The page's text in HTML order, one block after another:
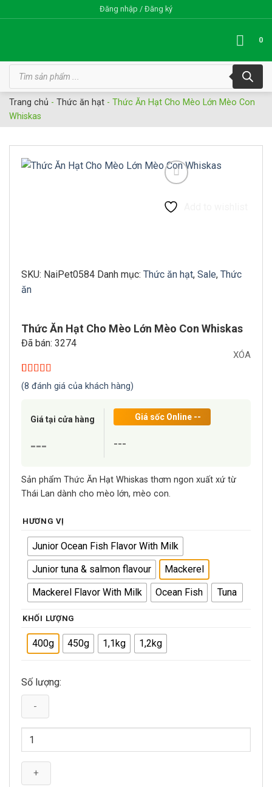
qua
Đăng nhập / Đăng ký
0
Tìm
kiếm
phẩm
Trang chủ - Thức ăn hạt - Thức Ăn Hạt Cho Mèo Lớn Mèo Con
Whiskas
SKU: NaiPet0584 Danh mục: Thức ăn hạt, Sale, Thức
ăn
Thức Ăn Hạt Cho Mèo Lớn Mèo Con Whiskas
Đã bán: 3274
5.00trên 5
dựa trên
8
(8 đánh giá của khách hàng)
Giá tại cửa hàng
---
Giá sốc Online --
---
Sản phẩm Thức Ăn Hạt Whiskas thơm ngon xuất xứ từ
Thái Lan dành cho mèo lớn, mèo con.
HƯƠNG VỊ
Junior Ocean Fish Flavor With Milk
Junior tuna & salmon flavour
Mackerel
Mackerel Flavor With Milk
Ocean Fish Tuna
KHỐI LƯỢNG
400g 450g 1,1kg 1,2kg
XÓA
Số lượng:
Thức
Hạt
Cho